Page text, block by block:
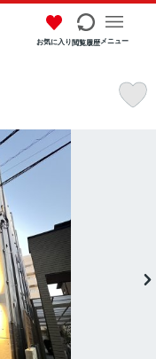
お気に入り閲覧履歴メニュー